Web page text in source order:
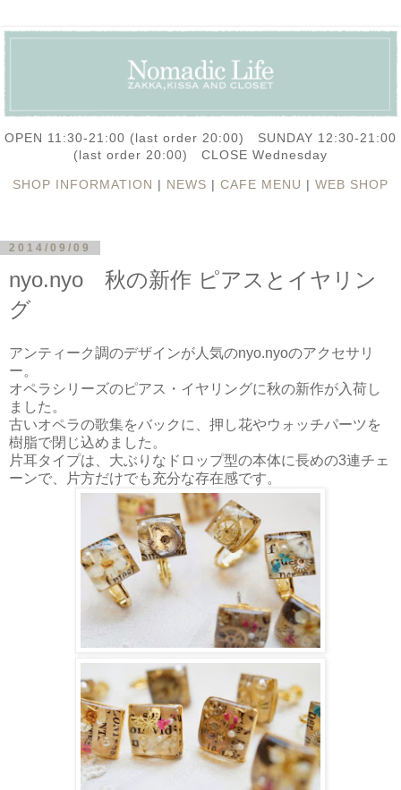
OPEN 11:30-21:00 (last order 20:00) SUNDAY 12:30-21:00
(last order 20:00) CLOSE Wednesday
SHOP INFORMATION | NEWS | CAFE MENU | WEB SHOP
2014/09/09
nyo.nyo 秋の新作 ピアスとイヤリン
グ
アンティーク調のデザインが人気のnyo.nyoのアクセサリ
ー。
オペラシリーズのピアス・イヤリングに秋の新作が入荷し
ました。
古いオペラの歌集をバックに、押し花やウォッチパーツを
樹脂で閉じ込めました。
片耳タイプは、大ぶりなドロップ型の本体に長めの3連チェ
ーンで、片方だけでも充分な存在感です。